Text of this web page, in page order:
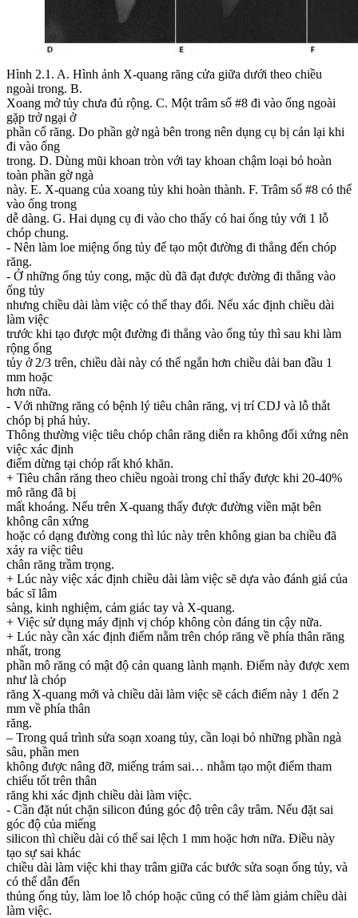
Hình 2.1. A. Hình ảnh X-quang răng cửa giữa dưới theo chiều
ngoài trong. B.
Xoang mở tủy chưa đủ rộng. C. Một trâm số #8 đi vào ống ngoài
gặp trở ngại ở
phần cổ răng. Do phần gờ ngà bên trong nên dụng cụ bị cản lại khi
đi vào ống
trong. D. Dùng mũi khoan tròn với tay khoan chậm loại bỏ hoàn
toàn phần gờ ngà
này. E. X-quang của xoang tủy khi hoàn thành. F. Trâm số #8 có thể
vào ống trong
dễ dàng. G. Hai dụng cụ đi vào cho thấy có hai ống tủy với 1 lỗ
chóp chung.
- Nên làm loe miệng ống tủy để tạo một đường đi thẳng đến chóp
răng.
- Ở những ống tủy cong, mặc dù đã đạt được đường đi thẳng vào
ống tủy
nhưng chiều dài làm việc có thể thay đổi. Nếu xác định chiều dài
làm việc
trước khi tạo được một đường đi thẳng vào ống tủy thì sau khi làm
rộng ống
tủy ở 2/3 trên, chiều dài này có thể ngắn hơn chiều dài ban đầu 1
mm hoặc
hơn nữa.
- Với những răng có bệnh lý tiêu chân răng, vị trí CDJ và lỗ thắt
chóp bị phá hủy.
Thông thường việc tiêu chóp chân răng diễn ra không đối xứng nên
việc xác định
điểm dừng tại chóp rất khó khăn.
+ Tiêu chân răng theo chiều ngoài trong chỉ thấy được khi 20-40%
mô răng đã bị
mất khoáng. Nếu trên X-quang thấy được đường viền mặt bên
không cân xứng
hoặc có dạng đường cong thì lúc này trên không gian ba chiều đã
xảy ra việc tiêu
chân răng trầm trọng.
+ Lúc này việc xác định chiều dài làm việc sẽ dựa vào đánh giá của
bác sĩ lâm
sàng, kinh nghiệm, cảm giác tay và X-quang.
+ Việc sử dụng máy định vị chóp không còn đáng tin cậy nữa.
+ Lúc này cần xác định điểm nằm trên chóp răng về phía thân răng
nhất, trong
phần mô răng có mật độ cản quang lành mạnh. Điểm này được xem
như là chóp
răng X-quang mới và chiều dài làm việc sẽ cách điểm này 1 đến 2
mm về phía thân
răng.
– Trong quá trình sửa soạn xoang tủy, cần loại bỏ những phần ngà
sâu, phần men
không được nâng đỡ, miếng trám sai… nhằm tạo một điểm tham
chiếu tốt trên thân
răng khi xác định chiều dài làm việc.
- Cần đặt nút chặn silicon đúng góc độ trên cây trâm. Nếu đặt sai
góc độ của miếng
silicon thì chiều dài có thể sai lệch 1 mm hoặc hơn nữa. Điều này
tạo sự sai khác
chiều dài làm việc khi thay trâm giữa các bước sửa soạn ống tủy, và
có thể dẫn đến
thủng ống tủy, làm loe lỗ chóp hoặc cũng có thể làm giảm chiều dài
làm việc.